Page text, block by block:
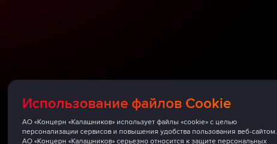
Использование файлов Cookie
АО «Концерн «Калашников» использует файлы «cookie» с целью
персонализации сервисов и повышения удобства пользования веб-сайтом.
АО «Концерн «Калашников» серьезно относится к защите персональных